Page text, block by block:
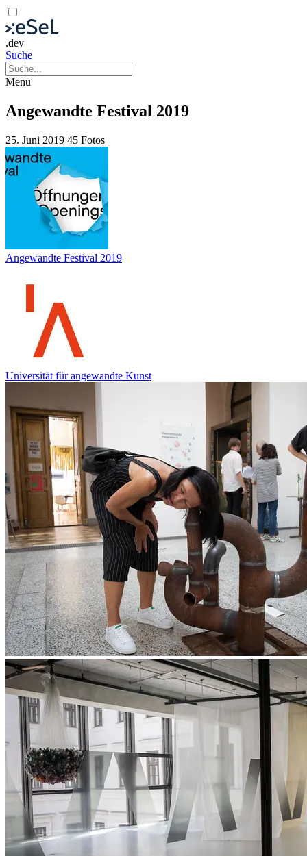
.dev
Suche
Menü
Angewandte Festival 2019
25. Juni 2019 45 Fotos
Angewandte Festival 2019
Universität für angewandte Kunst